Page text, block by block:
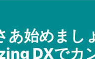
あ始めまし
DXでカ